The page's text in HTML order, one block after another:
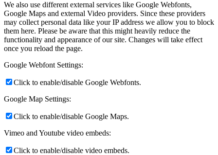
We also use different external services like Google Webfonts,
Google Maps and external Video providers. Since these providers
may collect personal data like your IP address we allow you to block
them here. Please be aware that this might heavily reduce the
functionality and appearance of our site. Changes will take effect
once you reload the page.
Google Webfont Settings:
Click to enable/disable Google Webfonts.
Google Map Settings:
Click to enable/disable Google Maps.
Vimeo and Youtube video embeds:
Click to enable/disable video embeds.